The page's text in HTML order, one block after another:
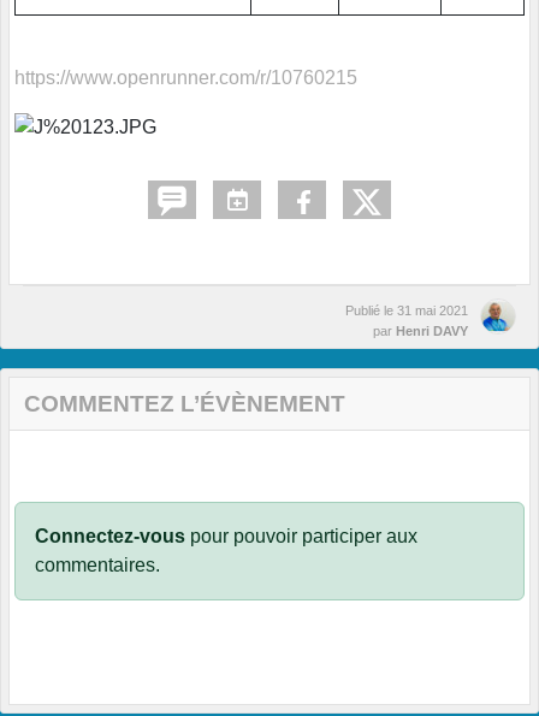
https://www.openrunner.com/r/10760215
Publié le 31 mai 2021
par Henri DAVY
COMMENTEZ L’ÉVÈNEMENT
Connectez-vous pour pouvoir participer aux
commentaires.